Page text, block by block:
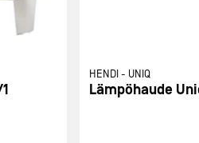
HENDI - UNIQ
Lämpöhaude